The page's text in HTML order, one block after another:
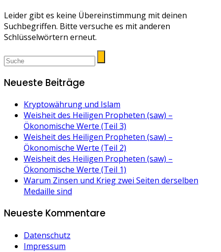
Leider gibt es keine Übereinstimmung mit deinen
Suchbegriffen. Bitte versuche es mit anderen
Schlüsselwörtern erneut.
Neueste Beiträge
Kryptowährung und Islam
Weisheit des Heiligen Propheten (saw) –
Ökonomische Werte (Teil 3)
Weisheit des Heiligen Propheten (saw) –
Ökonomische Werte (Teil 2)
Weisheit des Heiligen Propheten (saw) –
Ökonomische Werte (Teil 1)
Warum Zinsen und Krieg zwei Seiten derselben
Medaille sind
Neueste Kommentare
Datenschutz
Impressum